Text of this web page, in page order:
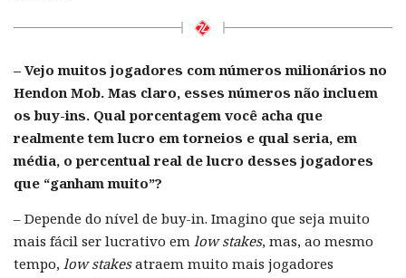
– Vejo muitos jogadores com números milionários no
Hendon Mob. Mas claro, esses números não incluem
os buy-ins. Qual porcentagem você acha que
realmente tem lucro em torneios e qual seria, em
média, o percentual real de lucro desses jogadores
que “ganham muito”?
– Depende do nível de buy-in. Imagino que seja muito
mais fácil ser lucrativo em low stakes, mas, ao mesmo
tempo, low stakesatraem muito mais jogadores